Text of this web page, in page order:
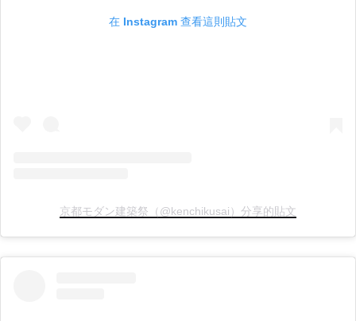
在 Instagram 查看這則貼文
京都モダン建築祭（@kenchikusai）分享的貼文